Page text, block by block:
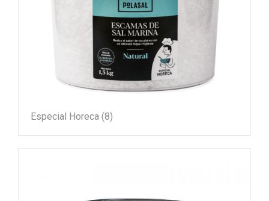
Especial Horeca (8)